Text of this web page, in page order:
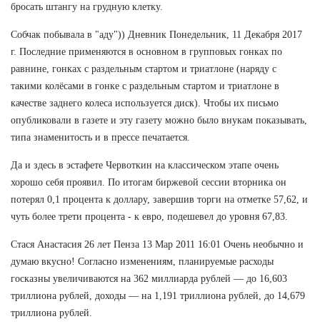
бросать штангу на грудную клетку.
Собчак побывала в "аду")) Дневник Понедельник, 11 Декабря 2017
г. Последние применяются в основном в групповых гонках по
равнине, гонках с раздельным стартом и триатлоне (наряду с
такими колёсами в гонке с раздельным стартом и триатлоне в
качестве заднего колеса используется диск). Чтобы их письмо
опубликовали в газете и эту газету можно было внукам показывать,
типа знаменитость и в прессе печатается.
Да и здесь в эстафете Червоткин на классическом этапе очень
хорошо себя проявил. По итогам биржевой сессии вторника он
потерял 0,1 процента к доллару, завершив торги на отметке 57,62, и
чуть более трети процента - к евро, подешевел до уровня 67,83.
Стася Анастасия 26 лет Пенза 13 Мар 2011 16:01 Очень необычно и
думаю вкусно! Согласно изменениям, планируемые расходы
госказны увеличиваются на 362 миллиарда рублей — до 16,603
триллиона рублей, доходы — на 1,191 триллиона рублей, до 14,679
триллиона рублей.